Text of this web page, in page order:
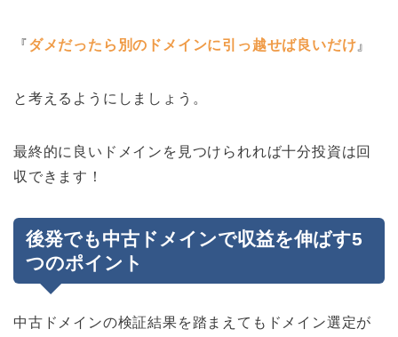
『ダメだったら別のドメインに引っ越せば良いだけ 』
と考えるようにしましょう。
最終的に良いドメインを見つけられれば十分投資は回
収できます！
後発でも中古ドメインで収益を伸ばす5
つのポイント
中古ドメインの検証結果を踏まえてもドメイン選定が